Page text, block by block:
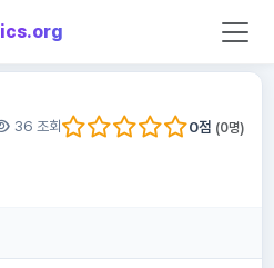
36 조회 0점 (0명)